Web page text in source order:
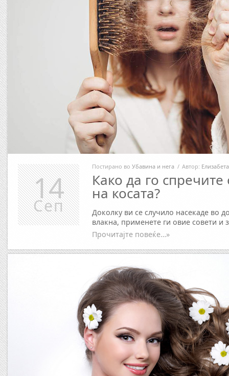
Постирано во Убавина и нега / Автор:
Како да го
на косата?
Доколку ви се случило насекаде во
влакна, применете ги овие совети и
Прочитајте повеќе…»
14
Сеп